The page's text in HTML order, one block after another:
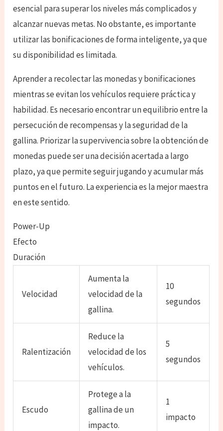
esencial para superar los niveles más complicados y
alcanzar nuevas metas. No obstante, es importante
utilizar las bonificaciones de forma inteligente, ya que
su disponibilidad es limitada.
Aprender a recolectar las monedas y bonificaciones
mientras se evitan los vehículos requiere práctica y
habilidad. Es necesario encontrar un equilibrio entre la
persecución de recompensas y la seguridad de la
gallina. Priorizar la supervivencia sobre la obtención de
monedas puede ser una decisión acertada a largo
plazo, ya que permite seguir jugando y acumular más
puntos en el futuro. La experiencia es la mejor maestra
en este sentido.
Power-Up
Efecto
Duración
Velocidad
Aumenta la
velocidad de la
gallina.
10
segundos
Ralentización
Reduce la
velocidad de los
vehículos.
5
segundos
Escudo
Protege a la
gallina de un
impacto.
1
impacto